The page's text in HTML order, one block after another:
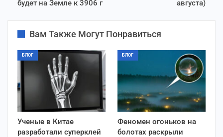
будет на Земле к 3906 г
августа)
Вам Также Могут Понравиться
БЛОГ
Ученые в Китае
разработали суперклей
БЛОГ
Феномен огоньков на
болотах раскрыли